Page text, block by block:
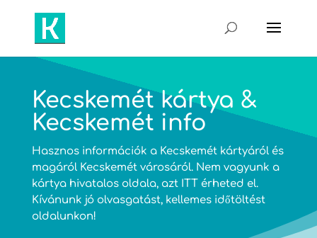
Kecskemét kártya &
Kecskemét info
Hasznos információk a Kecskemét kártyáról és
magáról Kecskemét városáról. Nem vagyunk a
kártya hivatalos oldala, azt ITTérheted el.
Kívánunk jó olvasgatást, kellemes időtöltést
oldalunkon!